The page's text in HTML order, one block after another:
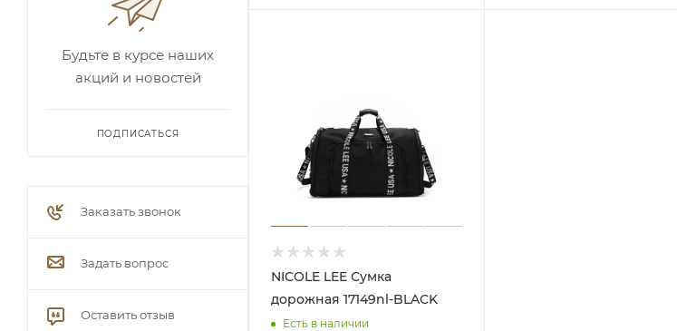
NICOLE LEE Сумка
дорожная 17149nl-BLACK
Есть в наличии
Будьте в курсе наших
акций и новостей
ПОДПИСАТЬСЯ
Заказать звонок
Задать вопрос
Оставить отзыв